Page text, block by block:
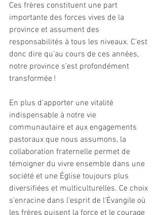
Ces frères constituent une part
importante des forces vives de la
province et assument des
responsabilités à tous les niveaux. C’est
donc dire qu’au cours de ces années,
notre province s’est profondément
transformée !
En plus d’apporter une vitalité
indispensable à notre vie
communautaire et aux engagements
pastoraux que nous assumons, la
collaboration fraternelle permet de
témoigner du vivre ensemble dans une
société et une Église toujours plus
diversifiées et multiculturelles. Ce choix
s’enracine dans l’esprit de l’Évangile où